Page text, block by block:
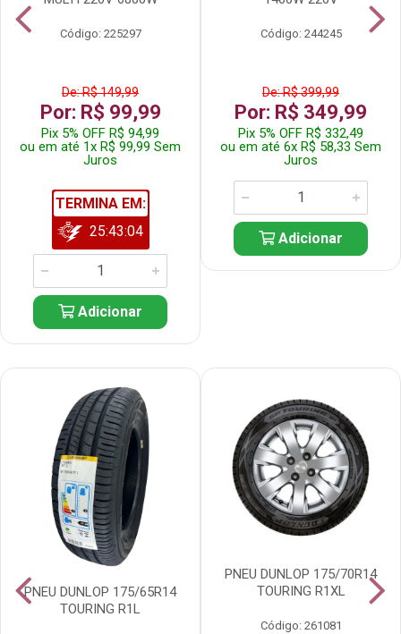
Código: 225297
De: R$ 149,99
Por: R$ 99,99
Pix 5% OFF R$ 94,99
ou em até 1x R$ 99,99 Sem
Juros
Adicionar
TERMINA EM:
25:43:03
Código: 244245
De: R$ 399,99
Por: R$ 349,99
Pix 5% OFF R$ 332,49
ou em até 6x R$ 58,33 Sem
Juros
Adicionar
PNEU DUNLOP 175/65R14
TOURING R1L
PNEU DUNLOP 175/70R14
TOURING R1XL
Código: 261081